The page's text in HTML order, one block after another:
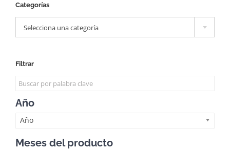
Categorías
Selecciona una categoría
Filtrar
Año
Año
Meses del producto